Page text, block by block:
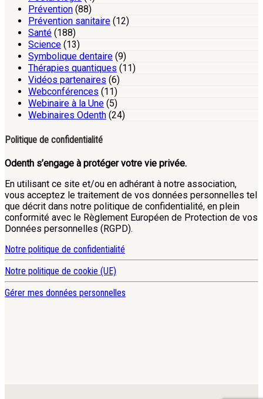
Prévention (88)
Prévention sanitaire (12)
Santé (188)
Science (13)
Symbolique dentaire (9)
Thérapies quantiques (11)
Vidéos partenaires (6)
Webconférences (11)
Webinaire à la Une (5)
Webinaires Odenth (24)
Politique de confidentialité
Odenth s’engage à protéger votre vie privée.
En utilisant ce site et/ou en adhérant à notre association,
vous acceptez le traitement de vos données personnelles tel
que décrit dans notre politique de confidentialité, en plein
conformité avec le Règlement Européen de Protection de vos
Données personnelles (RGPD).
Notre politique de confidentialité
Notre politique de cookie (UE)
Gérer mes données personnelles